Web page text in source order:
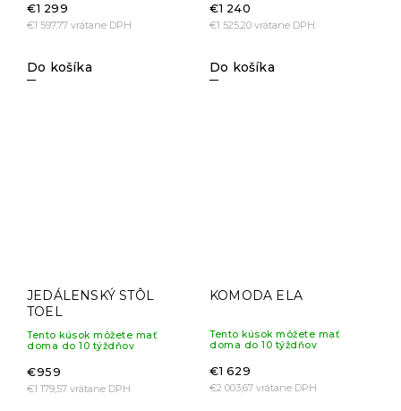
€1 597,77 vrátane DPH
€1 299
Do košíka
€1 525,20 vrátane DPH
€1 240
Do košíka
JEDÁLENSKÝ STÔL
TOEL
Tento kúsok môžete mať
doma do 10 týždňov
€1 179,57 vrátane DPH
€959
KOMODA ELA
Tento kúsok môžete mať
doma do 10 týždňov
€2 003,67 vrátane DPH
€1 629